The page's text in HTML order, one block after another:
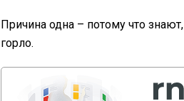
Причина одна – потому что
горло.